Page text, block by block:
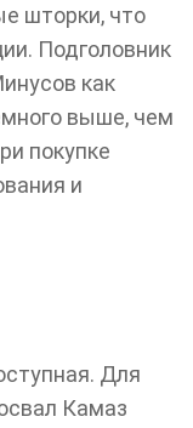
шторки, что
Подголовник
как
выше, чем
покупке
и
Для
Камаз